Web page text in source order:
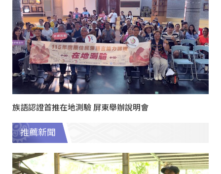
族語認證首推在地測驗 屏東舉辦說明會
推薦新聞